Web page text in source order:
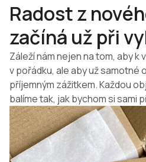
Radost z
začíná už při
Záleží nám nejen na tom, aby k
v pořádku, ale aby už samotné
příjemným zážitkem. Každou
balíme tak, jak bychom si sami